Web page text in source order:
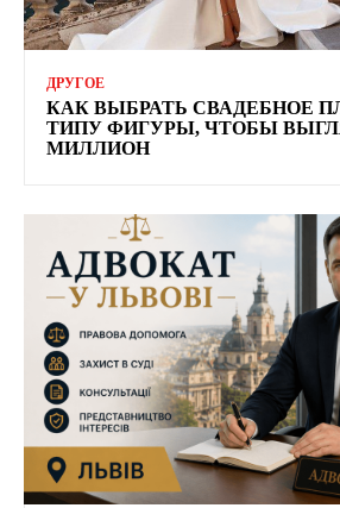
ДРУГОЕ
КАК ВЫБРАТЬ СВАДЕБНОЕ
ТИПУ ФИГУРЫ, ЧТОБЫ
МИЛЛИОН